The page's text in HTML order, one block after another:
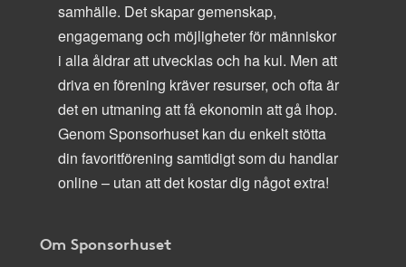
samhälle. Det skapar gemenskap,
engagemang och möjligheter för människor
i alla åldrar att utvecklas och ha kul. Men att
driva en förening kräver resurser, och ofta är
det en utmaning att få ekonomin att gå ihop.
Genom Sponsorhuset kan du enkelt stötta
din favoritförening samtidigt som du handlar
online – utan att det kostar dig något extra!
Om Sponsorhuset